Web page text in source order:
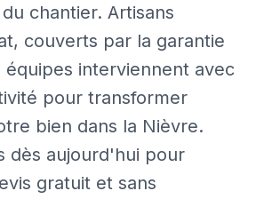
chantier. Artisans
couverts par la garantie
équipes interviennent avec
pour transformer
bien dans la Nièvre.
dès aujourd'hui pour
gratuit et sans